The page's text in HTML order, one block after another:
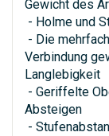
Gewicht des
- Holme und
- Die
Verbindung
Langlebigkeit
- Geriffelte
Absteigen
-